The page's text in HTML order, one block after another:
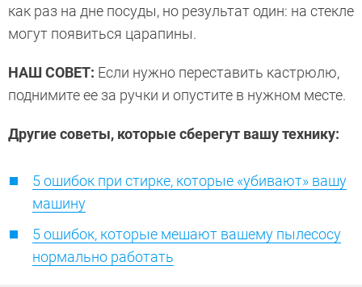
как раз на дне посуды, но результат один: на стекле
могут появиться царапины.
НАШ СОВЕТ: Если нужно переставить кастрюлю,
поднимите ее за ручки и опустите в нужном месте.
Другие советы, которые сберегут вашу технику:
5 ошибок при стирке, которые «убивают» вашу
машину
5 ошибок, которые мешают вашему пылесосу
нормально работать